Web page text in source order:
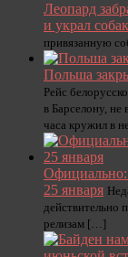
Леопард
и украл
привязанную
Польша
Рейс
в Барселону,
часа кружил в
Официально:
25 января
действительно
релизам […]